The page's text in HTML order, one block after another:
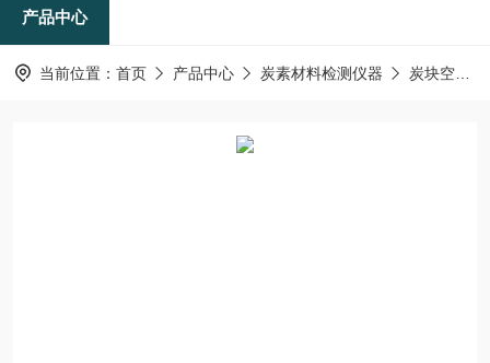
产品中心
当前位置： 首页 产品中心 炭素材料检测仪器 炭块空气透过率测试仪